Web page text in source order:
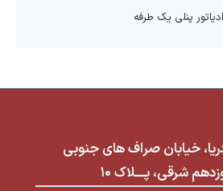
پنلی یک طرفه
دریا، خیابان صراف های جنوبی
شرقی، پــــلاک ۱۰